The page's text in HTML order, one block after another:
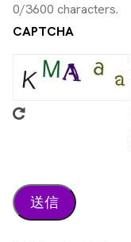
0/3600 characters.
CAPTCHA